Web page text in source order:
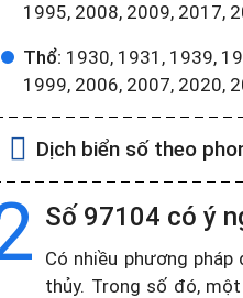
1995, 2008, 2009, 2017,
Thổ: 1930, 1931, 1939,
1999, 2006, 2007, 2020,
Dịch biển số theo
Số 97104 có ý
Có nhiều phương
thủy. Trong số đó,